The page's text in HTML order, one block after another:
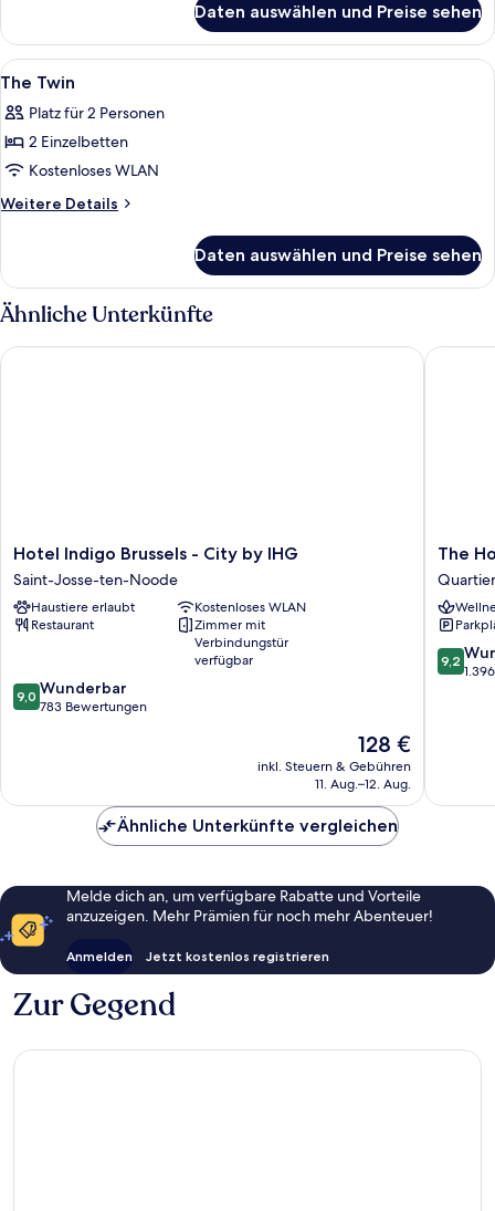
Usual
Daten auswählen und Preise sehen
Alle
Fotos
für
The
Twin
anzeigen
Laptopgeeigneter Arbeitsplatz,
9
The Twin
Platz für 2 Personen
2 Einzelbetten
Kostenloses WLAN
Weitere Details
Weitere
Twin
Daten auswählen und Preise sehen
Ähnliche Unterkünfte
Hotel
Indigo
Brussels
-
City
Saint-
Josse-
Hotel Indigo Brussels - City by IHG
Saint-Josse-ten-Noode
Haustiere erlaubt
Kostenloses WLAN
Restaurant
Zimmer mit
Verbindungstür
verfügbar
9.0
von
9,0 Wunderbar
783 Bewertungen
Der
Preis
beträgt
128 €
inkl. Steuern & Gebühren
11. Aug.–12. Aug.
Hotel Indigo Brussels - City by IHG
The
Hotel
Quartier
du
Sablon
-
The
9.2
von
9,2
The
Ähnliche Unterkünfte vergleichen
Melde dich an, um verfügbare Rabatte und Vorteile
anzuzeigen. Mehr Prämien für noch mehr Abenteuer!
Anmelden Jetzt kostenlos registrieren
Zur Gegend